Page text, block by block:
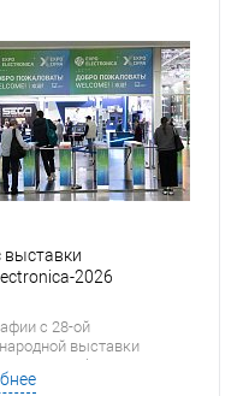
выставки
2026
с 28-ой
выставки
ExpoElectronica-